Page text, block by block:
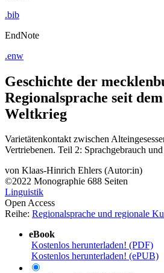
.bib
EndNote
.enw
Geschichte der
Regionalsprache seit
Weltkrieg
Varietätenkontakt zwischen
Vertriebenen. Teil 2: Sprachgebrauch
von Klaas-Hinrich Ehlers (Autor:in)
©2022 Monographie 688 Seiten
Linguistik
Open Access
Reihe: Regionalsprache und regionale
eBook
Kostenlos herunterladen! (PDF)
Kostenlos herunterladen! (ePUB)